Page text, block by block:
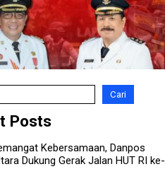
Cari
Posts
Kebersamaan, Danpos
Dukung Gerak Jalan HUT RI ke-